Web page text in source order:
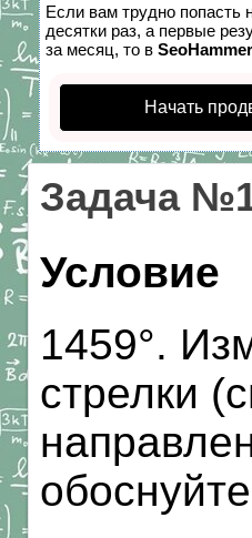
Если вам трудно попасть
десятки раз, а первые
за месяц, то в SeoHammer
Начать
Задача
Условие
1459°.
стрелки